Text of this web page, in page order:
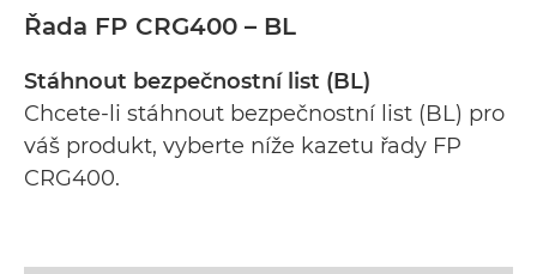
Bezpečnostní datové listy
Řada FP CRG400 – BL
Stáhnout bezpečnostní list (BL)
Chcete-li stáhnout bezpečnostní list (BL) pro
váš produkt, vyberte níže kazetu řady FP
CRG400.